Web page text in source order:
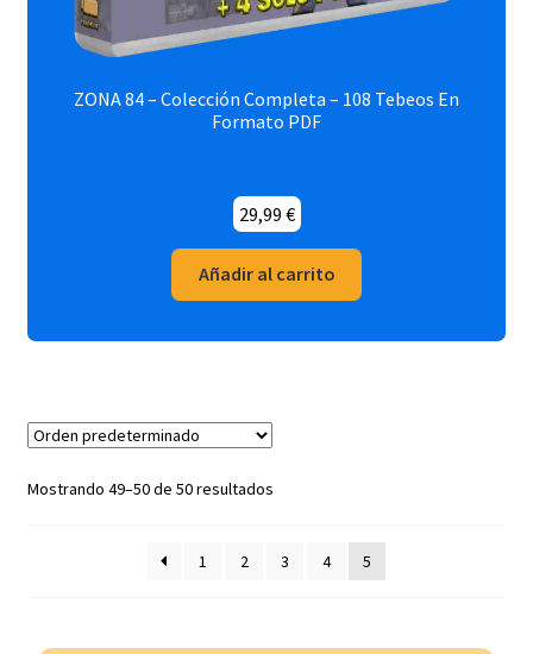
ZONA 84 – Colección Completa – 108 Tebeos En
Formato PDF
29,99 €
Añadir al carrito
Mostrando 49–50 de 50 resultados
1 2 3 4 5